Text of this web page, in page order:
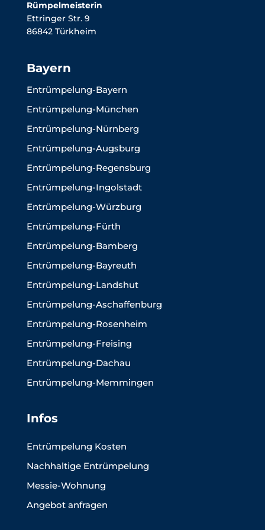
Rümpelmeisterin
Ettringer Str. 9
86842 Türkheim
Bayern
Entrümpelung-Bayern
Entrümpelung-München
Entrümpelung-Nürnberg
Entrümpelung-Augsburg
Entrümpelung-Regensburg
Entrümpelung-Ingolstadt
Entrümpelung-Würzburg
Entrümpelung-Fürth
Entrümpelung-Bamberg
Entrümpelung-Bayreuth
Entrümpelung-Landshut
Entrümpelung-Aschaffenburg
Entrümpelung-Rosenheim
Entrümpelung-Freising
Entrümpelung-Dachau
Entrümpelung-Memmingen
Infos
Entrümpelung Kosten
Nachhaltige Entrümpelung
Messie-Wohnung
Angebot anfragen